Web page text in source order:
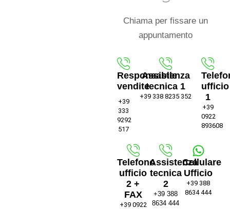
Chiama per fissare un
appuntamento
Responsabile
vendite
+39
333
9292
517
Assistenza
tecnica 1
+39 338 8235 352
ufficio
1
+39
0922
893608
Telefono
ufficio
2 +
FAX
+39 0922
Assistenza
tecnica
2
+39 388
8634 444
Cellulare
Ufficio
+39 388
8634 444